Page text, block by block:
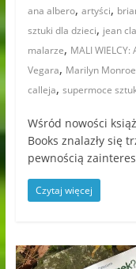
ana albero, artyści,
sztuki dla dzieci, jean
malarze, MALI
Vegara, Marilyn Monroe
calleja, supermoce
Wśród nowości
Books znalazły się
pewnością
Czytaj więcej